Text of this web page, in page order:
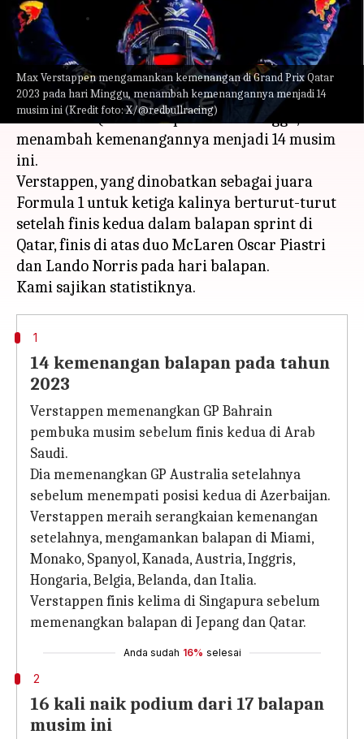
Max Verstappen mengamankan kemenangan di Grand Prix Qatar
2023 pada hari Minggu, menambah kemenangannya menjadi 14
musim ini (Kredit foto: X/@redbullracing)
menulis Oct 10, 2023 12:53 pm
Apa ceritanya
Max Verstappen mengamankan kemenangan di
Grand Prix Qatar 2023 pada hari Minggu,
menambah kemenangannya menjadi 14 musim
ini.
Verstappen, yang dinobatkan sebagai juara
Formula 1 untuk ketiga kalinya berturut-turut
setelah finis kedua dalam balapan sprint di
Qatar, finis di atas duo McLaren Oscar Piastri
dan Lando Norris pada hari balapan.
1
14 kemenangan balapan pada tahun
2023
Verstappen memenangkan GP Bahrain
pembuka musim sebelum finis kedua di Arab
Saudi.
Dia memenangkan GP Australia setelahnya
sebelum menempati posisi kedua di Azerbaijan.
Verstappen meraih serangkaian kemenangan
setelahnya, mengamankan balapan di Miami,
Monako, Spanyol, Kanada, Austria, Inggris,
Hongaria, Belgia, Belanda, dan Italia.
Verstappen finis kelima di Singapura sebelum
memenangkan balapan di Jepang dan Qatar.
Anda sudah 16% selesai
2
16 kali naik podium dari 17 balapan
musim ini